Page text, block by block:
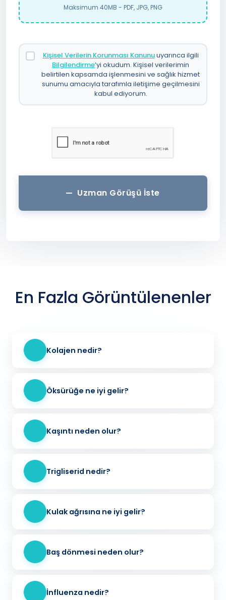
Maksimum 40MB - PDF, JPG, PNG
Kişisel Verilerin Korunması Kanunuuyarınca ilgili
Bilgilendirme’yi okudum. Kişisel verilerimin
belirtilen kapsamda işlenmesini ve sağlık hizmet
sunumu amacıyla tarafımla iletişime geçilmesini
kabul ediyorum.
Uzman Görüşü İste
En Fazla Görüntülenenler
Kolajen nedir?
Öksürüğe ne iyi gelir?
Kaşıntı neden olur?
Trigliserid nedir?
Kulak ağrısına ne iyi gelir?
Baş dönmesi neden olur?
İnfluenza nedir?